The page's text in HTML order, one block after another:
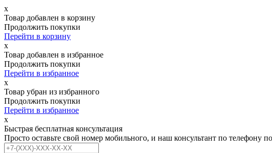
х
Товар добавлен в корзину
Продолжить покупки
Перейти в корзину
х
Товар добавлен в избранное
Продолжить покупки
Перейти в избранное
х
Товар убран из избранного
Продолжить покупки
Перейти в избранное
х
Быстрая бесплатная консультация
Просто оставьте свой номер мобильного, и наш консультант по телефону